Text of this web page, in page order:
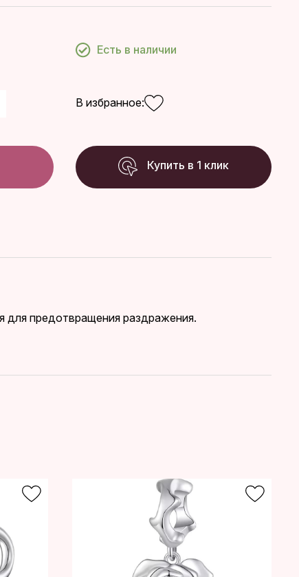
Есть в наличии
В избранное:
Купить в 1 клик
для предотвращения раздражения.